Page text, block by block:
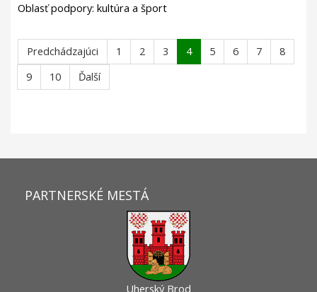
Oblasť podpory: kultúra a šport
Predchádzajúci 1 2 3 4 5 6 7
8
9
10 Ďalší
PARTNERSKÉ MESTÁ
Uherský Brod